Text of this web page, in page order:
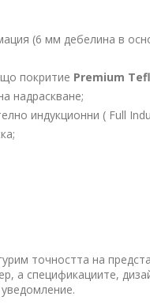
(6 мм дебелина в
покритие Premium
надраскване;
индукционни ( Full
точността на
а спецификациите,